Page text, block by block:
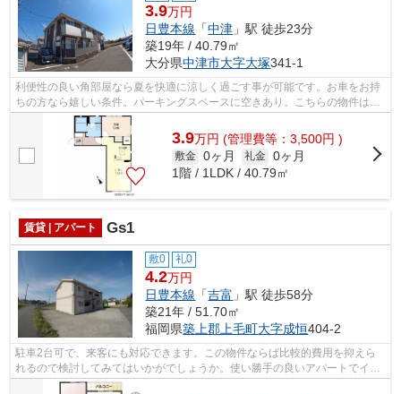
3.9万円
日豊本線 「中津 」駅 徒歩23分
築19年 / 40.79㎡
大分県中津市大字大塚341-1
利便性の良い角部屋なら夏を快適に涼しく過ごす事が可能です。お車をお持
ちの方なら嬉しい条件。パーキングスペースに空きあり。こちらの物件は家
賃を5万円以下に抑えたい方におすすめ...
3.9万円 (管理費等：3,500円 )
敷金 0ヶ月 礼金 0ヶ月
1階 / 1LDK / 40.79㎡
賃貸 | アパート Gs1
敷0 礼0
4.2万円
日豊本線 「吉富 」駅 徒歩58分
築21年 / 51.70㎡
福岡県築上郡上毛町大字成恒404-2
駐車2台可で、来客にも対応できます。この物件ならば比較的費用を抑えら
れるので検討してみてはいかがでしょうか。使い勝手の良いアパートでイチ
オシの物件です。素敵な生活はゆとりあ...